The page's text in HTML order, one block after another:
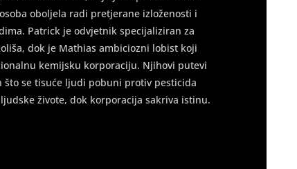
oboljela radi pretjerane izloženosti i
Patrick je odvjetnik specijaliziran za
dok je Mathias ambiciozni lobist koji
kemijsku korporaciju. Njihovi putevi
što se tisuće ljudi pobuni protiv pesticida
živote, dok korporacija sakriva istinu.